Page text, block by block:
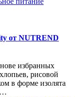
от NUTREND
избранных
рисовой
в форме изолята
…